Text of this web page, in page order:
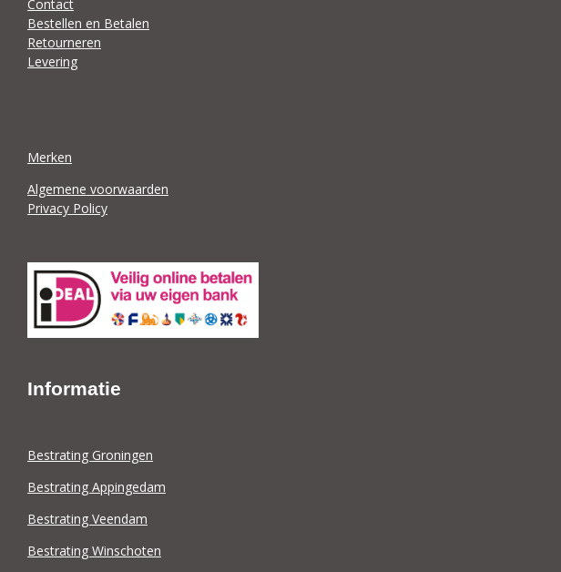
Contact
Bestellen en Betalen
Retourneren
Levering
Merken
Algemene voorwaarden
Privacy Policy
Informatie
Bestrating Groningen
Bestrating Appingedam
Bestrating Veendam
Bestrating Winschoten